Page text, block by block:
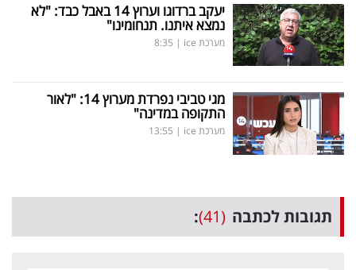
יעקב ברדוגו וערוץ 14 באבל כבד: "לא
נמצא איתנו. תנחומינו"
מערכת ice |
8:35
מגי טביבי נפרדת מערוץ 14: "לאור
התקופה במדינה"
מערכת ice |
13:55
תגובות לכתבה (41)
: